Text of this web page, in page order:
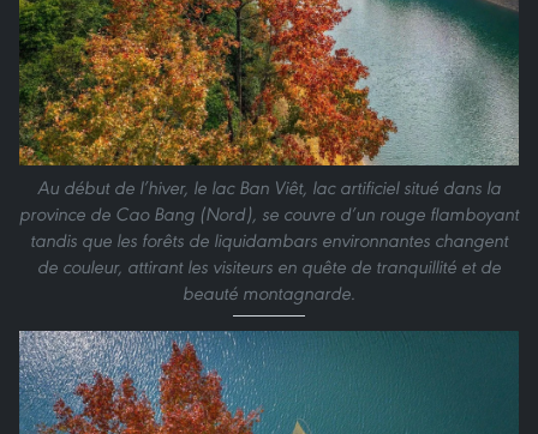
Au début de l’hiver, le lac Ban Viêt, lac artificiel situé dans la
province de Cao Bang (Nord), se couvre d’un rouge flamboyant
tandis que les forêts de liquidambars environnantes changent
de couleur, attirant les visiteurs en quête de tranquillité et de
beauté montagnarde.